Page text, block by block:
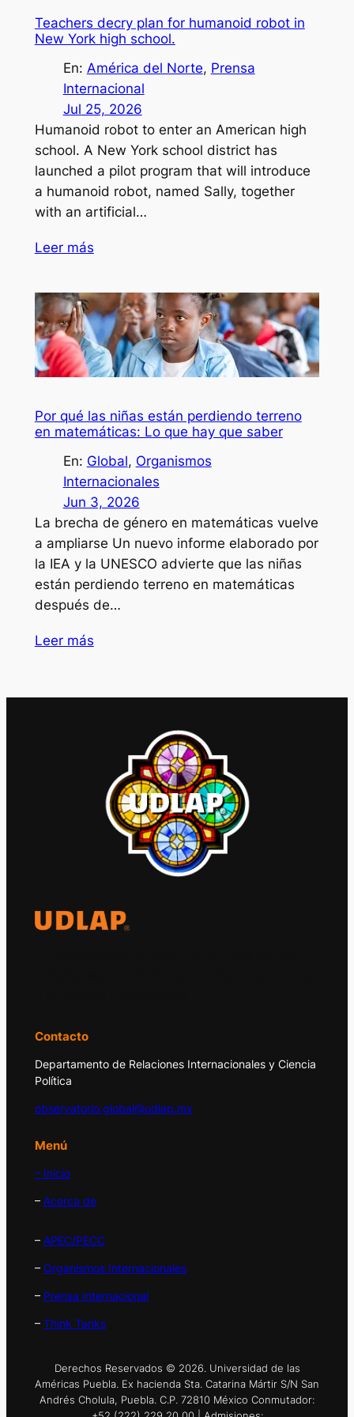
Teachers decry plan for humanoid robot in
New York high school.
En: América del Norte, Prensa
Internacional
Jul 25, 2026
Humanoid robot to enter an American high
school. A New York school district has
launched a pilot program that will introduce
a humanoid robot, named Sally, together
with an artificial…
Leer más
Por qué las niñas están perdiendo terreno
en matemáticas: Lo que hay que saber
En: Global, Organismos
Internacionales
Jun 3, 2026
La brecha de género en matemáticas vuelve
a ampliarse Un nuevo informe elaborado por
la IEA y la UNESCO advierte que las niñas
están perdiendo terreno en matemáticas
después de…
Leer más
Contacto
Departamento de Relaciones Internacionales y Ciencia
Política
observatorio.global@udlap.mx
Menú
– Inicio
– Acerca de
– APEC/PECC
– Organismos Internacionales
– Prensa Internacional
– Think Tanks
Derechos Reservados © 2026. Universidad de las
Américas Puebla. Ex hacienda Sta. Catarina Mártir S/N San
Andrés Cholula, Puebla. C.P. 72810 México Conmutador: